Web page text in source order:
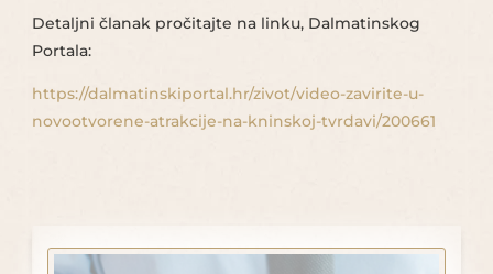
Detaljni članak pročitajte na linku, Dalmatinskog
Portala:
https://dalmatinskiportal.hr/zivot/video-zavirite-u-
novootvorene-atrakcije-na-kninskoj-tvrdavi/200661